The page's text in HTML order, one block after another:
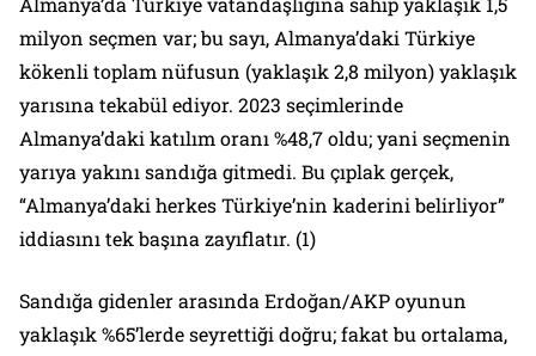
milyon seçmen var; bu sayı, Almanya’daki Türkiye
kökenli toplam nüfusun (yaklaşık 2,8 milyon) yaklaşık
yarısına tekabül ediyor. 2023 seçimlerinde
Almanya’daki katılım oranı %48,7 oldu; yani seçmenin
yarıya yakını sandığa gitmedi. Bu çıplak gerçek,
“Almanya’daki herkes Türkiye’nin kaderini belirliyor”
iddiasını tek başına zayıflatır. (1)
Sandığa gidenler arasında Erdoğan/AKP oyunun
yaklaşık %65’lerde seyrettiği doğru; fakat bu ortalama,